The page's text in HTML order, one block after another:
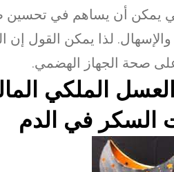
يمكن أن يساهم في تحسين
لذا يمكن القول إن
على صحة الجهاز الهضمي.
العسل الملكي
السكر في الدم